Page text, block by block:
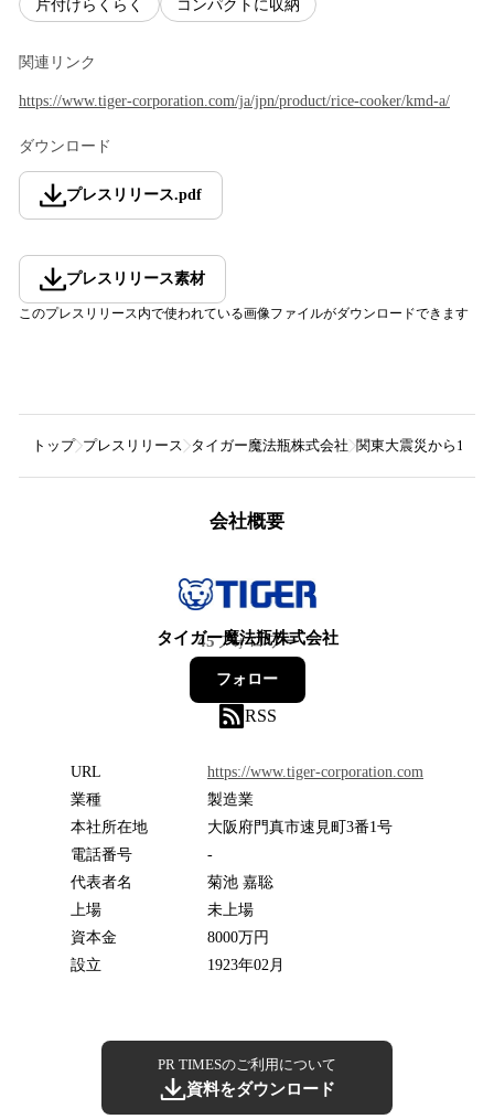
片付けらくらく コンパクトに収納
関連リンク
https://www.tiger-corporation.com/ja/jpn/product/rice-cooker/kmd-a/
ダウンロード
プレスリリース.pdf
プレスリリース素材
このプレスリリース内で使われている画像ファイルがダウンロードできます
トップ プレスリリース タイガー魔法瓶株式会社 関東大震災から100
会社概要
タイガー魔法瓶株式会社
45フォロワー
フォロー
RSS
URL
https://www.tiger-corporation.com
業種
製造業
本社所在地
大阪府門真市速見町3番1号
電話番号
-
代表者名
菊池 嘉聡
上場
未上場
資本金
8000万円
設立
1923年02月
PR TIMESのご利用について
資料をダウンロード